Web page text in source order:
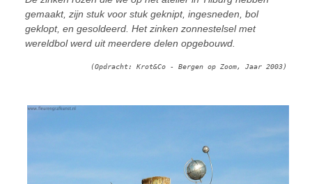
gemaakt, zijn stuk voor stuk geknipt, ingesneden, bol
geklopt, en gesoldeerd. Het zinken zonnestelsel met
wereldbol werd uit meerdere delen opgebouwd.
(Opdracht: Krot&Co - Bergen op Zoom, Jaar 2003)